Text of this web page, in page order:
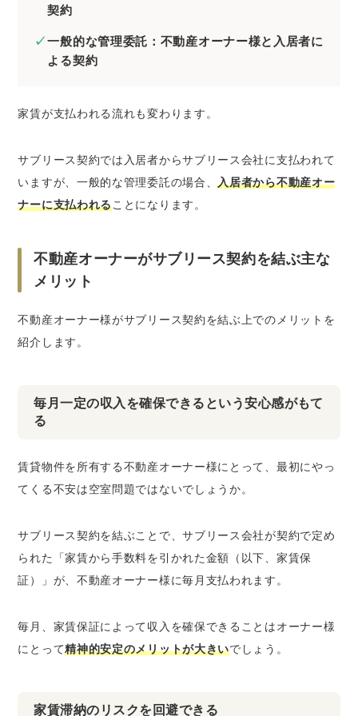
契約
一般的な管理委託：不動産オーナー様と入居者に
よる契約
家賃が支払われる流れも変わります。
サブリース契約では入居者からサブリース会社に支払われて
いますが、一般的な管理委託の場合、入居者から不動産オー
ナーに支払われることになります。
不動産オーナーがサブリース契約を結ぶ主な
メリット
不動産オーナー様がサブリース契約を結ぶ上でのメリットを
紹介します。
毎月一定の収入を確保できるという安心感がもて
る
賃貸物件を所有する不動産オーナー様にとって、最初にやっ
てくる不安は空室問題ではないでしょうか。
サブリース契約を結ぶことで、サブリース会社が契約で定め
られた「家賃から手数料を引かれた金額（以下、家賃保
証）」が、不動産オーナー様に毎月支払われます。
毎月、家賃保証によって収入を確保できることはオーナー様
にとって精神的安定のメリットが大きいでしょう。
家賃滞納のリスクを回避できる